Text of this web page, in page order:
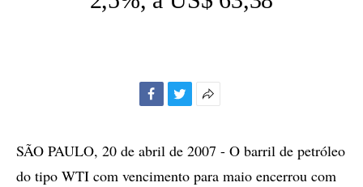
compartilhamento
SÃO PAULO, 20 de abril de 2007 - O barril de petróleo
do tipo WTI com vencimento para maio encerrou com